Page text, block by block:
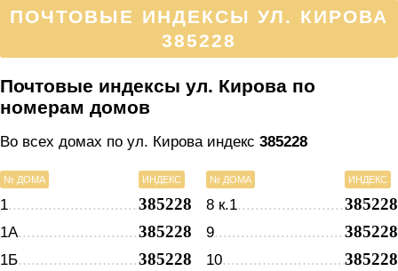
ПОЧТОВЫЕ ИНДЕКСЫ УЛ. КИРОВА
385228
Почтовые индексы ул. Кирова по
номерам домов
Во всех домах по ул. Кирова индекс 385228
№ ДОМА ИНДЕКС
1 385228
1А 385228
1Б 385228
№ ДОМА ИНДЕКС
8 к.1 385228
9 385228
10 385228